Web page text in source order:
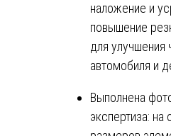
наложение и
повышение
для улучшения
автомобиля и
Выполнена
экспертиза: на